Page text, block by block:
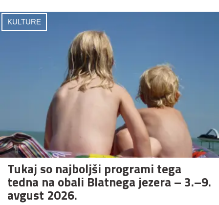
KULTURE
Tukaj so najboljši programi tega
tedna na obali Blatnega jezera – 3.–9.
avgust 2026.